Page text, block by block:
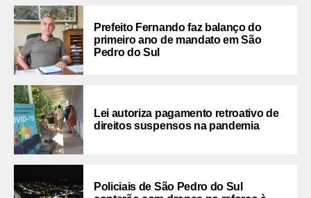
Prefeito Fernando faz balanço do
primeiro ano de mandato em São
Pedro do Sul
Lei autoriza pagamento retroativo de
direitos suspensos na pandemia
Policiais de São Pedro do Sul